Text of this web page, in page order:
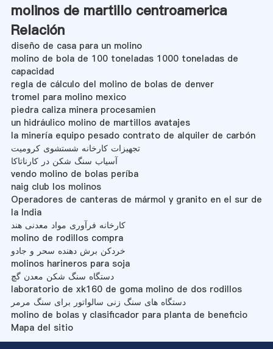
molinos de martillo centroamerica
Relación
diseño de casa para un molino
molino de bola de 100 toneladas 1000 toneladas de
capacidad
regla de cálculo del molino de bolas de denver
tromel para molino mexico
piedra caliza minera procesamien
un hidráulico molino de martillos avatajes
la minería equipo pesado contrato de alquiler de carbón
تجهیزات کارخانه شستشوی کرومیت
آسیاب سنگ شکن در کارناتاکا
vendo molino de bolas períba
naig club los molinos
Operadores de canteras de mármol y granito en el sur de
la India
کارخانه فرآوری مواد معدنی هند
molino de rodillos compra
خردکن برش دهنده سحر و جادو
molinos harineros para soja
دستگاه سنگ شکن معدن گچ
laboratorio de xk160 de goma molino de dos rodillos
دستگاه های سنگ زنی سالواتور برای سنگ مرمر
molino de bolas y clasificador para planta de beneficio
Mapa del sitio